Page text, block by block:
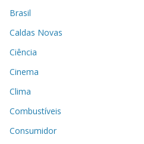
Brasil
Caldas Novas
Ciência
Cinema
Clima
Combustíveis
Consumidor